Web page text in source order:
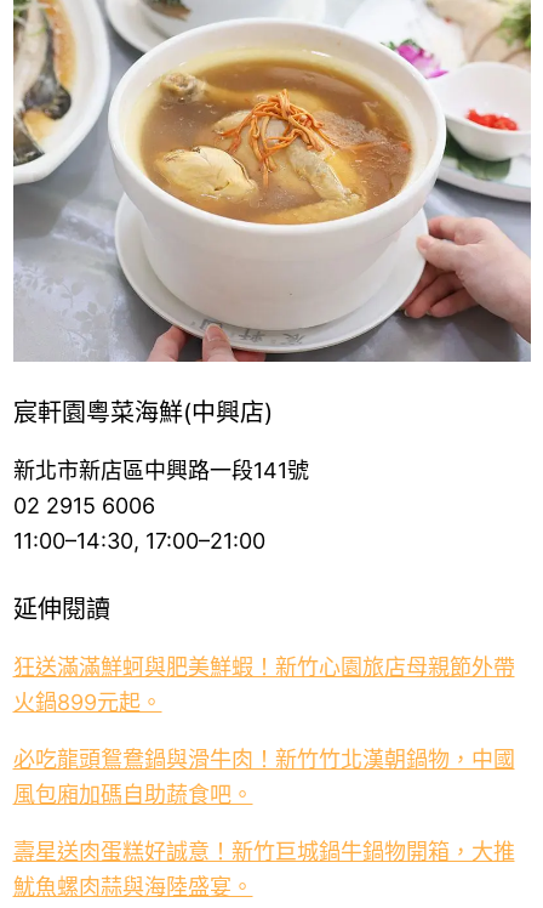
宸軒園粵菜海鮮(中興店)
新北市新店區中興路一段141號
02 2915 6006
11:00–14:30, 17:00–21:00
延伸閱讀
狂送滿滿鮮蚵與肥美鮮蝦！新竹心園旅店母親節外帶
火鍋899元起。
必吃龍頭鴛鴦鍋與滑牛肉！新竹竹北漢朝鍋物，中國
風包廂加碼自助蔬食吧。
壽星送肉蛋糕好誠意！新竹巨城鍋牛鍋物開箱，大推
魷魚螺肉蒜與海陸盛宴。